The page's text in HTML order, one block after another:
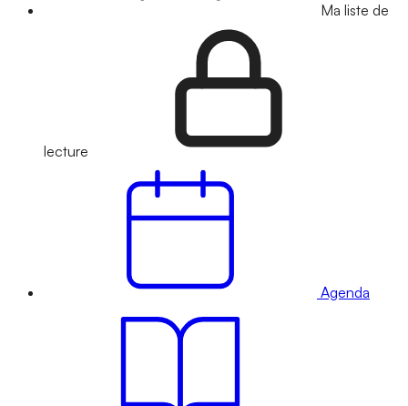
Ma liste de
lecture
Agenda